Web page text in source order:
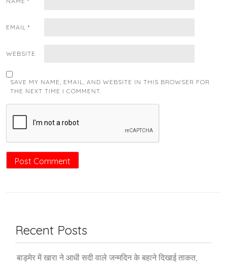
EMAIL *
WEBSITE
SAVE MY NAME, EMAIL, AND WEBSITE IN THIS BROWSER FOR
THE NEXT TIME I COMMENT.
Recent Posts
बाड़मेर में खारा ने आधी सदी वाले जन्मदिन के बहाने दिखाई ताकत,